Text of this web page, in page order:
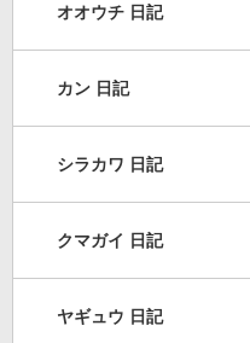
オオウチ 日記
カン 日記
シラカワ 日記
クマガイ 日記
ヤギュウ 日記